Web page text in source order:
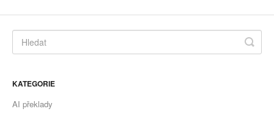
KATEGORIE
AI překlady